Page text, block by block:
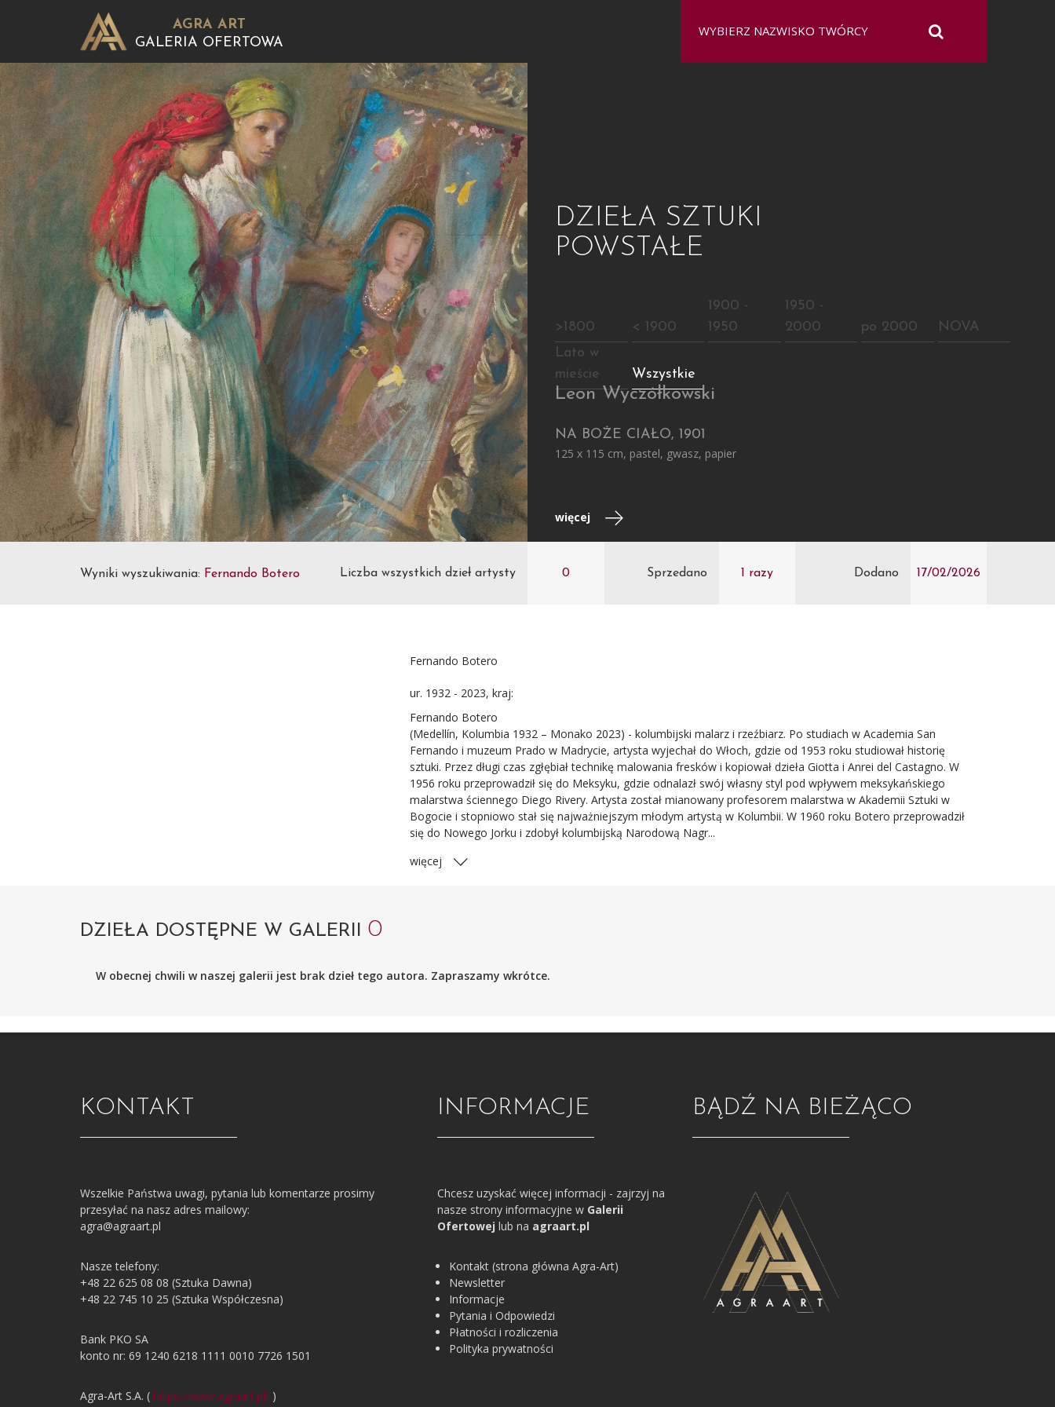
AGRA ART
GALERIA OFERTOWA
Leon Wyczółkowski
NA BOŻE CIAŁO, 1901
125 x 115 cm, pastel, gwasz, papier
więcej
DZIEŁA SZTUKI
POWSTAŁE
>1800 < 1900
1900 -
1950
1950 -
2000
po 2000
NOVA
Lato w
mieście
Wszystkie
Liczba wszystkich dzieł artysty
Wyniki wyszukiwania: Fernando Botero 0 Sprzedano 1 razy Dodano 17/02/2026
Fernando Botero
ur. 1932 - 2023, kraj:
Fernando Botero
(Medellín, Kolumbia 1932 – Monako 2023) - kolumbijski malarz i rzeźbiarz. Po studiach w Academia San
Fernando i muzeum Prado w Madrycie, artysta wyjechał do Włoch, gdzie od 1953 roku studiował historię
sztuki. Przez długi czas zgłębiał technikę malowania fresków i kopiował dzieła Giotta i Anrei del Castagno. W
1956 roku przeprowadził się do Meksyku, gdzie odnalazł swój własny styl pod wpływem meksykańskiego
malarstwa ściennego Diego Rivery. Artysta został mianowany profesorem malarstwa w Akademii Sztuki w
Bogocie i stopniowo stał się najważniejszym młodym artystą w Kolumbii. W 1960 roku Botero przeprowadził
się do Nowego Jorku i zdobył kolumbijską Narodową Nagr...
więcej
DZIEŁA DOSTĘPNE W GALERII 0
W obecnej chwili w naszej galerii jest brak dzieł tego autora. Zapraszamy wkrótce.
BĄDŹ NA BIEŻĄCO
INFORMACJE
Chcesz uzyskać więcej informacji - zajrzyj na
nasze strony informacyjne w Galerii
Ofertowej lub na agraart.pl
Kontakt (strona główna Agra-Art)
Newsletter
Informacje
Pytania i Odpowiedzi
Płatności i rozliczenia
Polityka prywatności
KONTAKT
Wszelkie Państwa uwagi, pytania lub komentarze prosimy
przesyłać na nasz adres mailowy:
agra@agraart.pl
Nasze telefony:
+48 22 625 08 08 (Sztuka Dawna)
+48 22 745 10 25 (Sztuka Współczesna)
Bank PKO SA
konto nr: 69 1240 6218 1111 0010 7726 1501
Agra-Art S.A. ( https://www.agraart.pl/ )